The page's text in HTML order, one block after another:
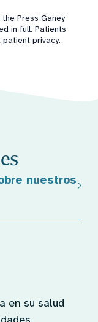
Press Ganey
in full. Patients
privacy.
nuestros
en su salud